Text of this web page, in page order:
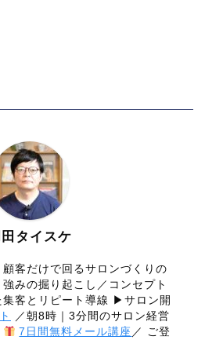
田タイスケ
客だけで回るサロンづくりの
みの掘り起こし／コンセプト
客とリピート導線 ▶サロン開
／朝8時｜3分間のサロン経営
7日間無料メール講座 ／ ご登